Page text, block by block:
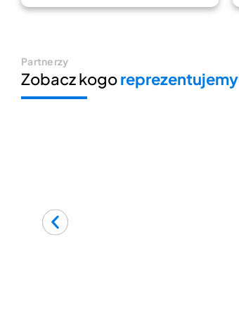
Partnerzy
Zobacz kogoreprezentujemy